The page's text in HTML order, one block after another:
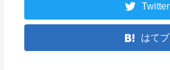
Twitter
はてブ